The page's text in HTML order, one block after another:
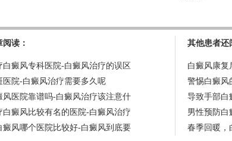
读：
白癜风专科医院-白癜风治疗的误区
医院-白癜风治疗需要多久呢
风医院靠谱吗-白癜风治疗该注意什
白癜风比较有名的医院-白癜风治疗
癜风哪个医院比较好-白癜风到底要
其他患者还
白癜风康复
警惕白癜风
导致手部白
男性预防白
春季回暖，